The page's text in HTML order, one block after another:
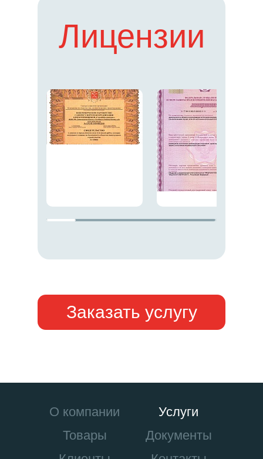
Лицензии
Заказать услугу
О компании
Услуги
Товары
Документы